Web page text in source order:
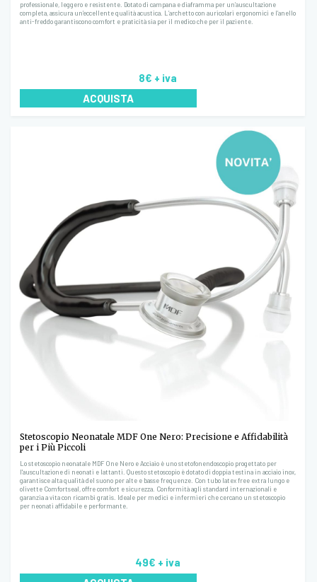
professionale, leggero e resistente. Dotato di campana e diaframma per un’auscultazione
completa, assicura un’eccellente qualità acustica. L’archetto con auricolari ergonomici e l’anello
anti-freddo garantiscono comfort e praticità sia per il medico che per il paziente.
8€ + iva
ACQUISTA
Stetoscopio Neonatale MDF One Nero: Precisione e Affidabilità
per i Più Piccoli
Lo stetoscopio neonatale MDF One Nero e Acciaio è uno stetofonendoscopio progettato per
l'auscultazione di neonati e lattanti. Questo stetoscopio è dotato di doppia testina in acciaio inox,
garantisce alta qualità del suono per alte e basse frequenze. Con tubo latex free extra lungo e
olivette Comfortseal, offre comfort e sicurezza. Conformità agli standard internazionali e
garanzia a vita con ricambi gratis. Ideale per medici e infermieri che cercano un stetoscopio
per neonati affidabile e performante.
49€ + iva